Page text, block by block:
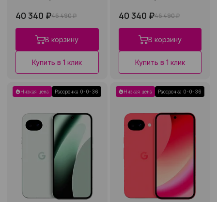
40 340 ₽46 490 ₽
В корзину
Купить в 1 клик
40 340 ₽46 490 ₽
В корзину
Купить в 1 клик
Низкая цена Рассрочка 0-0-36 Низкая цена Рассрочка 0-0-36